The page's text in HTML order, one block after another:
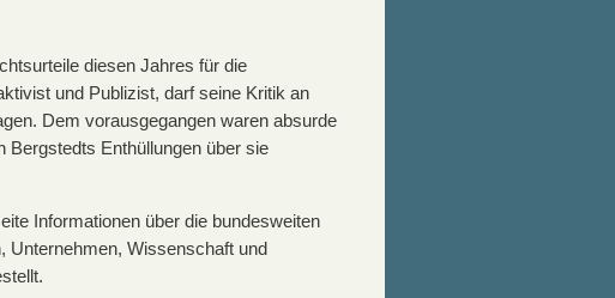
diesen Jahres für die
und Publizist, darf seine Kritik an
Dem vorausgegangen waren absurde
Bergstedts Enthüllungen über sie
Informationen über die bundesweiten
Unternehmen, Wissenschaft und